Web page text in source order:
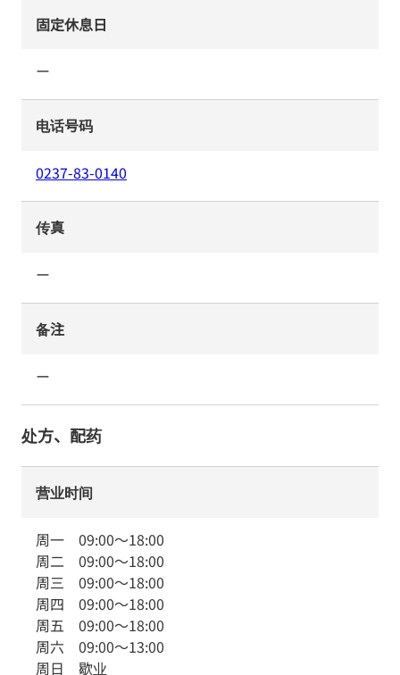
固定休息日
ー
电话号码
0237-83-0140
传真
ー
备注
ー
处方、配药
营业时间
周一 09:00～18:00
周二 09:00～18:00
周三 09:00～18:00
周四 09:00～18:00
周五 09:00～18:00
周六 09:00～13:00
周日 歇业